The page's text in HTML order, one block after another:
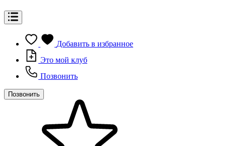
Добавить в избранное
Это мой клуб
Позвонить
Позвонить